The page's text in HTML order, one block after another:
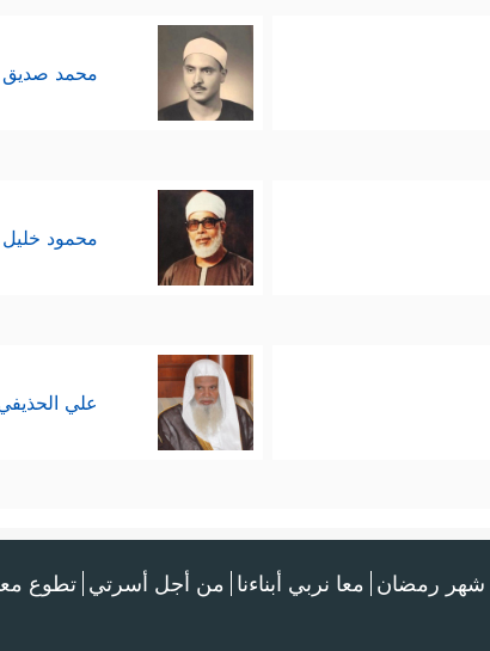
محمد صديق
محمود
علي
شهر رمضان معا نربي أبناءنا من أجل أسرتي تطوع